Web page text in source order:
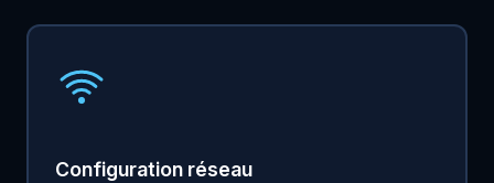
Configuration réseau